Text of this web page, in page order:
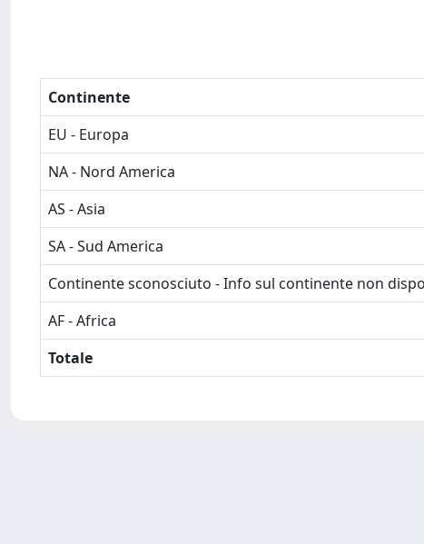
Continente
EU - Europa
NA - Nord America
AS - Asia
SA - Sud America
Continente sconosciuto - Info sul continente non
AF - Africa
Totale